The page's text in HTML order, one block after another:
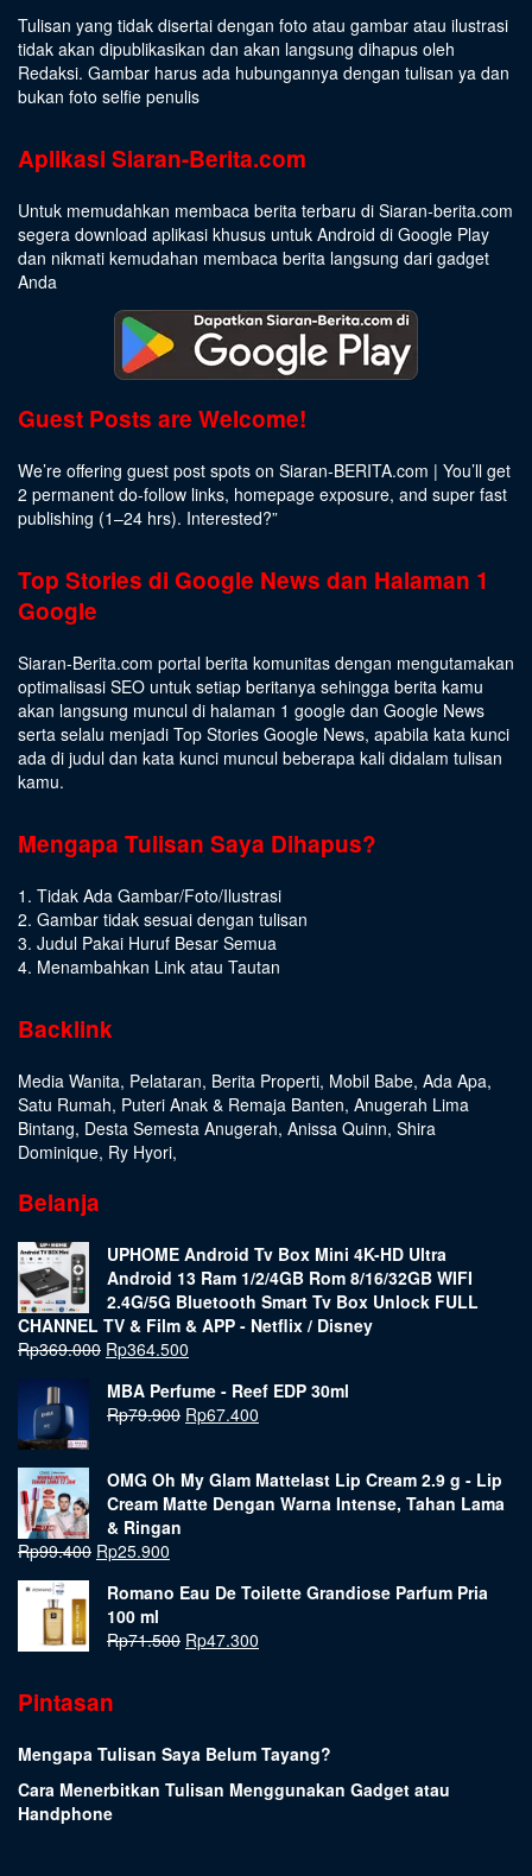
Tulisan yang tidak disertai dengan foto atau gambar atau ilustrasi
tidak akan dipublikasikan dan akan langsung dihapus oleh
Redaksi. Gambar harus ada hubungannya dengan tulisan ya dan
bukan foto selfie penulis
Aplikasi Siaran-Berita.com
Untuk memudahkan membaca berita terbaru di Siaran-berita.com
segera download aplikasi khusus untuk Android di Google Play
dan nikmati kemudahan membaca berita langsung dari gadget
Anda
Guest Posts are Welcome!
We’re offering guest post spots on Siaran-BERITA.com | You’ll get
2 permanent do-follow links, homepage exposure, and super fast
publishing (1–24 hrs). Interested?”
Top Stories di Google News dan Halaman 1
Google
Siaran-Berita.com portal berita komunitas dengan mengutamakan
optimalisasi SEO untuk setiap beritanya sehingga berita kamu
akan langsung muncul di halaman 1 google dan Google News
serta selalu menjadi Top Stories Google News, apabila kata kunci
ada di judul dan kata kunci muncul beberapa kali didalam tulisan
kamu.
Mengapa Tulisan Saya Dihapus?
1. Tidak Ada Gambar/Foto/Ilustrasi
2. Gambar tidak sesuai dengan tulisan
3. Judul Pakai Huruf Besar Semua
4. Menambahkan Link atau Tautan
Backlink
Media Wanita, Pelataran, Berita Properti, Mobil Babe, Ada Apa,
Satu Rumah, Puteri Anak & Remaja Banten, Anugerah Lima
Bintang, Desta Semesta Anugerah, Anissa Quinn, Shira
Dominique, Ry Hyori,
Belanja
UPHOME Android Tv Box Mini 4K-HD Ultra
Android 13 Ram 1/2/4GB Rom 8/16/32GB WIFI
2.4G/5G Bluetooth Smart Tv Box Unlock FULL
CHANNEL TV & Film & APP - Netflix / Disney
Rp369.000 Rp364.500
MBA Perfume - Reef EDP 30ml
Rp79.900 Rp67.400
OMG Oh My Glam Mattelast Lip Cream 2.9 g - Lip
Cream Matte Dengan Warna Intense, Tahan Lama
& Ringan
Rp99.400 Rp25.900
Romano Eau De Toilette Grandiose Parfum Pria
100 ml
Rp71.500 Rp47.300
Pintasan
Mengapa Tulisan Saya Belum Tayang?
Cara Menerbitkan Tulisan Menggunakan Gadget atau
Handphone